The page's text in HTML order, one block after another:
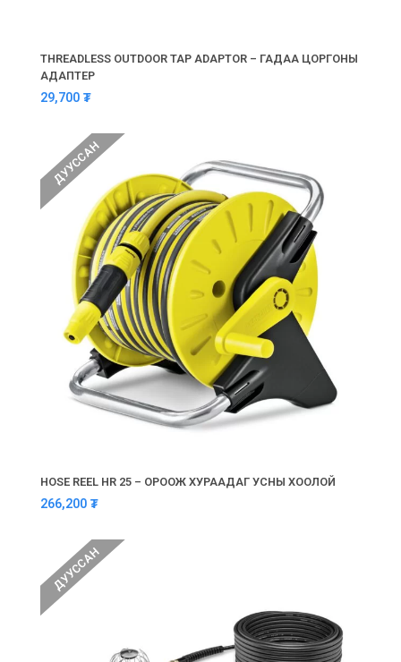
THREADLESS OUTDOOR TAP ADAPTOR – ГАДАА ЦОРГОНЫ
АДАПТЕР
29,700 ₮
ДУУССАН
HOSE REEL HR 25 – ОРООЖ ХУРААДАГ УСНЫ ХООЛОЙ
266,200 ₮
ДУУССАН